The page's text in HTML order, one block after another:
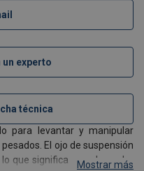
un experto
técnica
para levantar y manipular
El ojo de suspensión
que significa que el gancho
Mostrar más